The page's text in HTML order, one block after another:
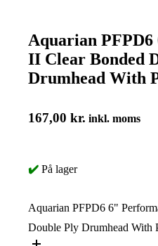
Aquarian PFPD6
II Clear Bonded
Drumhead With
167,00 kr. inkl. moms
✔️ På lager
Aquarian PFPD6 6"
Double Ply Drumhead With